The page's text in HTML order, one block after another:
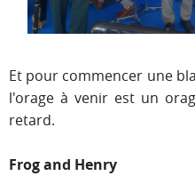
Et pour commencer une
l'orage à venir est un
retard.
Frog and Henry